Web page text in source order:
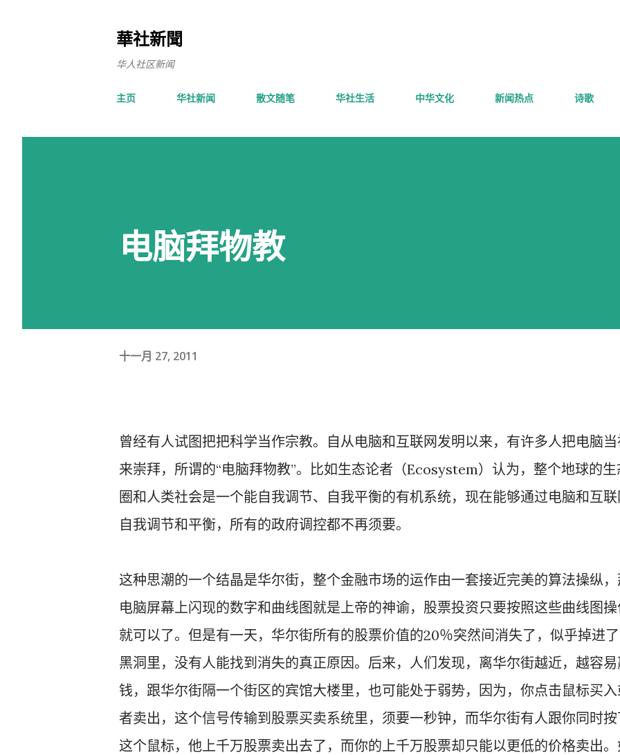
華社新聞
华人社区新闻
主页 华社新闻 散文随笔 华社生活 中华文化 新闻热点 诗歌
电脑拜物教
十一月 27, 2011
曾经有人试图把把科学当作宗教。自从电脑和互联网发明以来，有许多人把电脑
来崇拜，所谓的“电脑拜物教”。比如生态论者（Ecosystem）认为，整个地球的生
圈和人类社会是一个能自我调节、自我平衡的有机系统，现在能够通过电脑和互
自我调节和平衡，所有的政府调控都不再须要。
这种思潮的一个结晶是华尔街，整个金融市场的运作由一套接近完美的算法操纵
电脑屏幕上闪现的数字和曲线图就是上帝的神谕，股票投资只要按照这些曲线图
就可以了。但是有一天，华尔街所有的股票价值的20％突然间消失了，似乎掉进了
黑洞里，没有人能找到消失的真正原因。后来，人们发现，离华尔街越近，越容
钱，跟华尔街隔一个街区的宾馆大楼里，也可能处于弱势，因为，你点击鼠标买
者卖出，这个信号传输到股票买卖系统里，须要一秒钟，而华尔街有人跟你同时
这个鼠标，他上千万股票卖出去了，而你的上千万股票却只能以更低的价格卖出